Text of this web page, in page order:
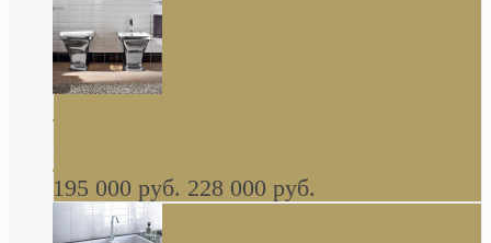
Butterfly Scarabeo КОМПЛЕКТ санфаянса
глянцевая платина В НАЛИЧИИ
195 000 руб. 228 000 руб.